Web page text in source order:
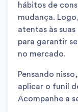
hábitos de
mudança.
atentas às
para garantir
no mercado.
Pensando
aplicar o funil
Acompanhe a